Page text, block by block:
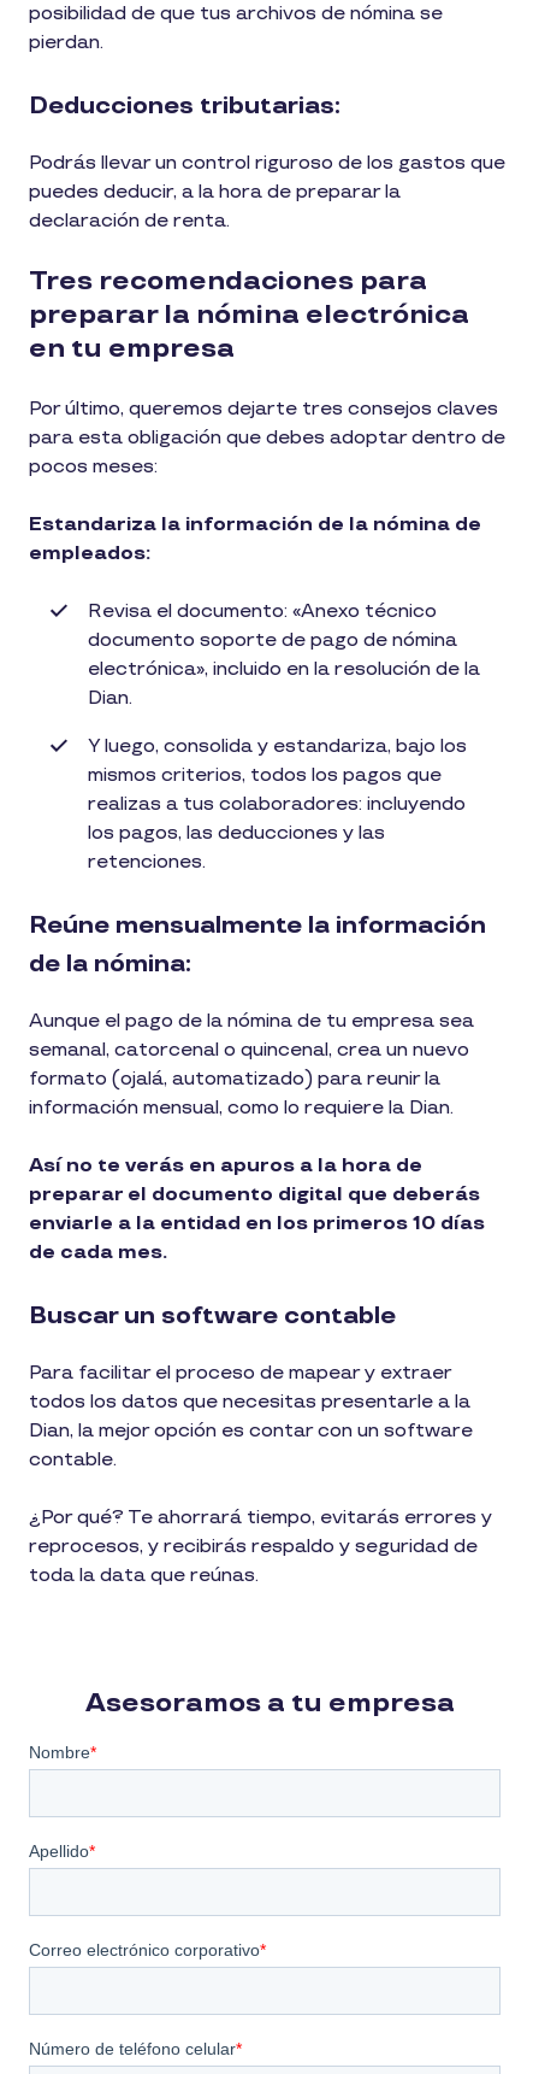
posibilidad de que tus archivos de nómina se
pierdan.
Deducciones tributarias:
Podrás llevar un control riguroso de los gastos que
puedes deducir, a la hora de preparar la
declaración de renta.
Tres recomendaciones para
preparar la nómina electrónica
en tu empresa
Por último, queremos dejarte tres consejos claves
para esta obligación que debes adoptar dentro de
pocos meses:
Estandariza la información de la nómina de
empleados:
Revisa el documento: «Anexo técnico
documento soporte de pago de nómina
electrónica», incluido en la resolución de la
Dian.
Y luego, consolida y estandariza, bajo los
mismos criterios, todos los pagos que
realizas a tus colaboradores: incluyendo
los pagos, las deducciones y las
retenciones.
Reúne mensualmente la información
de la nómina:
Aunque el pago de la nómina de tu empresa sea
semanal, catorcenal o quincenal, crea un nuevo
formato (ojalá, automatizado) para reunir la
información mensual, como lo requiere la Dian.
Así no te verás en apuros a la hora de
preparar el documento digital que deberás
enviarle a la entidad en los primeros 10 días
de cada mes.
Buscar un software contable
Para facilitar el proceso de mapear y extraer
todos los datos que necesitas presentarle a la
Dian, la mejor opción es contar con un software
contable.
¿Por qué? Te ahorrará tiempo, evitarás errores y
reprocesos, y recibirás respaldo y seguridad de
toda la data que reúnas.
Asesoramos a tu empresa